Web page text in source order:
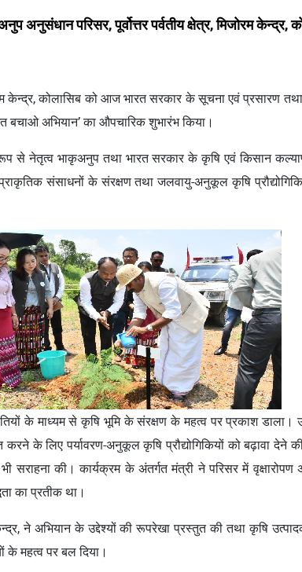
परिसर, पूर्वोत्तर पर्वतीय क्षेत्र, मिजोरम केन्द्र,
केन्द्र, कोलासिब को आज भारत सरकार के सूचना एवं प्रसारण
बचाओ अभियान’ का औपचारिक शुभारंभ किया।
नेतृत्व भाकृअनुप तथा भारत सरकार के कृषि एवं किसान कल्याण
संसाधनों के संरक्षण तथा जलवायु-अनुकूल कृषि
के माध्यम से कृषि भूमि के संरक्षण के महत्व पर प्रकाश डाला।
करने के लिए पर्यावरण-अनुकूल कृषि प्रौद्योगिकियों को बढ़ावा
की। कार्यक्रम के अंतर्गत मंत्री ने परिसर में वृक्षारोपण
का प्रतीक था।
ने अभियान के उद्देश्यों की रूपरेखा प्रस्तुत की तथा कृषि
के महत्व पर बल दिया।